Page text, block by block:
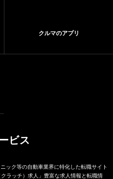
クルマのアプリ
ビス
ック等の自動車業界に特化した転職サイト
クラッチ）求人」豊富な求人情報と転職情